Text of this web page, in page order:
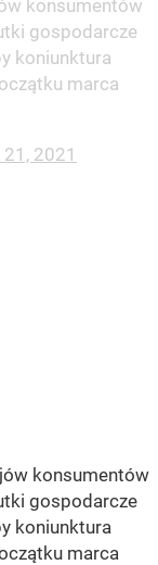
konsumentów
gospodarcze
koniunktura
marca
21, 2021
konsumentów
gospodarcze
koniunktura
marca